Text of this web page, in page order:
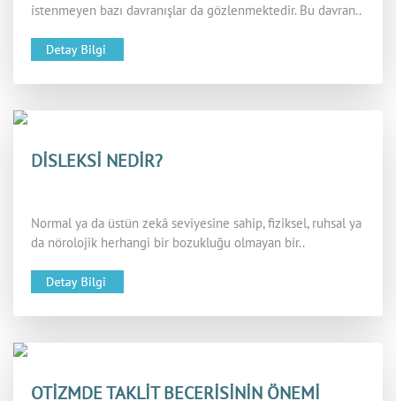
istenmeyen bazı davranışlar da gözlenmektedir. Bu davran..
DİSLEKSİ NEDİR?
Normal ya da üstün zekâ seviyesine sahip, fiziksel, ruhsal ya
da nörolojik herhangi bir bozukluğu olmayan bir..
OTİZMDE TAKLİT BECERİSİNİN ÖNEMİ